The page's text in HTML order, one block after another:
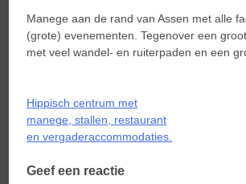
Manege aan de rand van Assen met alle
(grote) evenementen. Tegenover een
met veel wandel- en ruiterpaden en een
Bericht
navigatie
Hippisch centrum met
manege, stallen, restaurant
en vergaderaccommodaties.
Geef een reactie